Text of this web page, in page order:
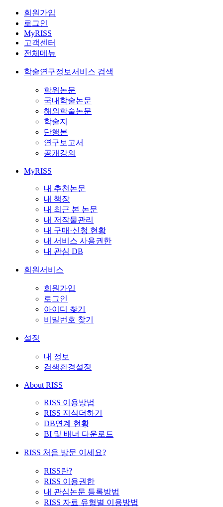
회원가입
로그인
MyRISS
고객센터
전체메뉴
학술연구정보서비스 검색
학위논문
국내학술논문
해외학술논문
학술지
단행본
연구보고서
공개강의
MyRISS
내 추천논문
내 책장
내 최근 본 논문
내 저작물관리
내 구매·신청 현황
내 서비스 사용권한
내 관심 DB
회원서비스
회원가입
로그인
아이디 찾기
비밀번호 찾기
설정
내 정보
검색환경설정
About RISS
RISS 이용방법
RISS 지식더하기
DB연계 현황
BI 및 배너 다운로드
RISS 처음 방문 이세요?
RISS란?
RISS 이용권한
내 관심논문 등록방법
RISS 자료 유형별 이용방법